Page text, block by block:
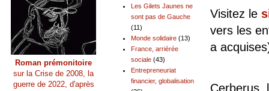
Visitez le
vers les
a
Cerberus,
Les Gilets Jaunes ne
sont pas de Gauche
(11)
Monde solidaire (13)
France, arriérée
sociale (43)
Entrepreneuriat
financier, globalisation
Roman prémonitoire
sur la Crise de 2008, la
guerre de 2022, d'après